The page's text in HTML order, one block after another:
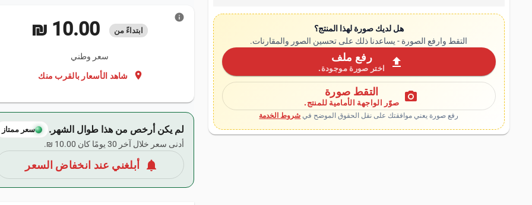
هل لديك صورة لهذا المنتج؟
التقط وارفع الصورة - يساعدنا ذلك على تحسين الصور والمقارنات.
upload رفع ملف
اختر صورة موجودة.
photo_camera التقط صورة
صوّر الواجهة الأمامية للمنتج.
رفع صورة يعني موافقتك على نقل الحقوق الموضح في شروط الخدمة
ابتداءً من ‏10.00 ₪
سعر وطني
location_on شاهد الأسعار بالقرب منك
info
لم يكن أرخص من هذا طوال الشهر. سعر ممتاز
أدنى سعر خلال آخر 30 يومًا كان ‏10.00 ₪.
notifications أبلغني عند انخفاض السعر